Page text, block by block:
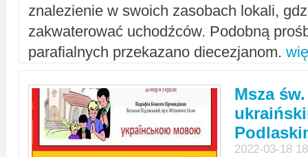
znalezienie w swoich zasobach lokali,
zakwaterować uchodźców. Podobną
parafialnych przekazano diecezjanom.
Msza
2022-03-18